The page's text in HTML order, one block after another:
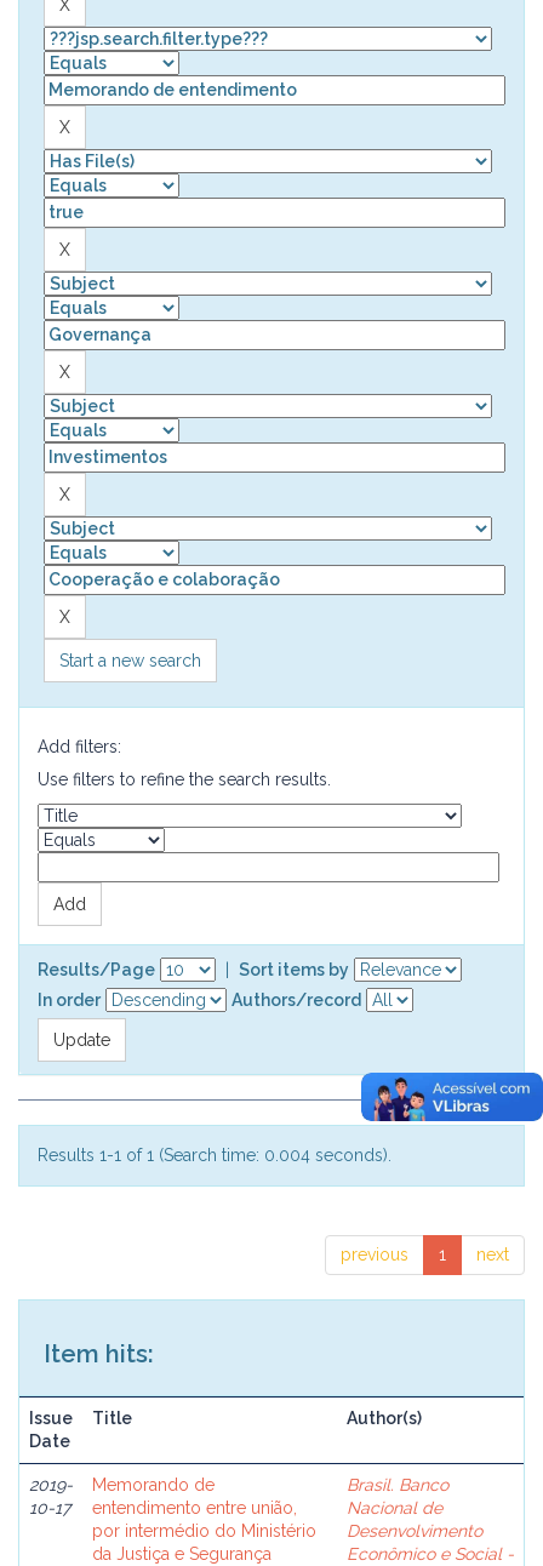
Start a new search
Add filters:
Use filters to refine the search results.
Results/Page
Sort items by
In order
Authors/record
Results 1-1 of 1 (Search time: 0.004 seconds).
previous 1 next
Item hits:
Issue
Date
Title Author(s)
2019-
10-17
Memorando de
entendimento entre união,
por intermédio do Ministério
da Justiça e Segurança
Brasil. Banco
Nacional de
Desenvolvimento
Econômico e Social -